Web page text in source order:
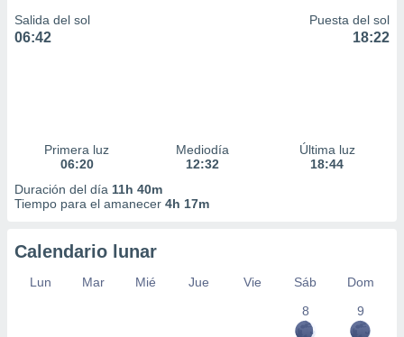
Salida del sol
06:42
Puesta del sol
18:22
Primera luz
06:20
Mediodía
12:32
Última luz
18:44
Duración del día 11h 40m
Tiempo para el amanecer 4h 17m
Calendario lunar
Lun Mar Mié Jue Vie Sáb
Dom
8
9